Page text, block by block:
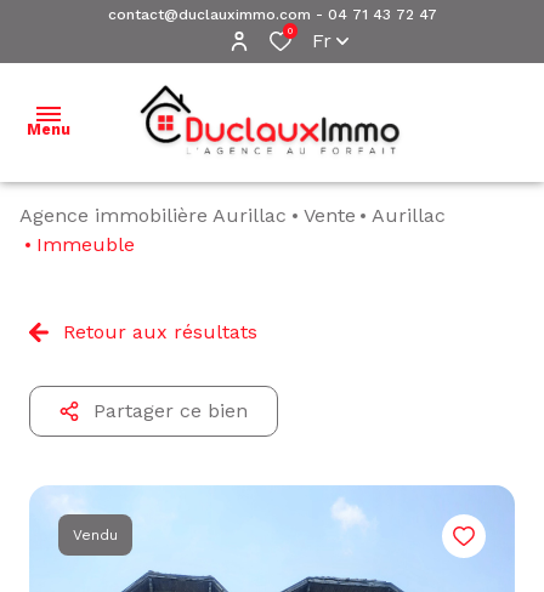
contact@duclauximmo.com - 04 71 43 72 47
0 Fr
Menu
ACCUEIL
BIENS À
VENDRE
NOS
BIENS
ESTIMATION
L'ÉQUIPE
Agence immobilière Aurillac Vente
Aurillac
Immeuble
Retour aux résultats
Partager ce bien
Vendu